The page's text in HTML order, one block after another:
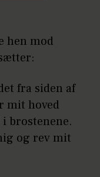
hen mod
fra siden af
mit hoved
brostenene.
og rev mit